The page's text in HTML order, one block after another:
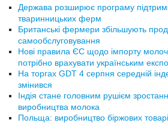
Держава розширює програму
тваринницьких ферм
Британські фермери збільшують
самообслуговування
Нові правила ЄС щодо імпорту
потрібно врахувати українським
На торгах GDT 4 серпня середній
змінився
Індія стане головним рушієм
виробництва молока
Польща: виробництво біржових